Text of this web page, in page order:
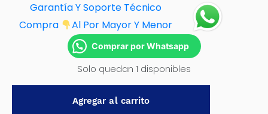
Garantía Y Soporte Técnico
Compra
Al Por Mayor Y Menor
Comprar por Whatsapp
Solo quedan 1 disponibles
Agregar al carrito